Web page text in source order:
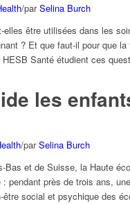
/parSelina Burch
être utilisées dans les
? Et que faut-il pour que
Santé étudient ces
les
/parSelina Burch
et de Suisse, la Haute
pendant près de trois ans,
social et psychique des